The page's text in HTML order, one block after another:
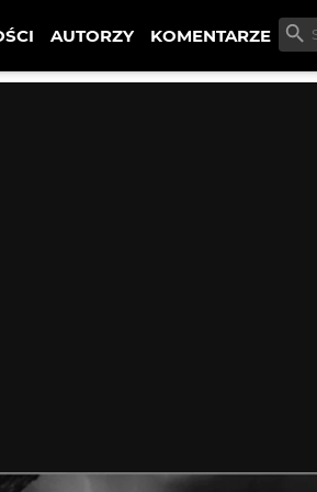
AUTORZY KOMENTARZE